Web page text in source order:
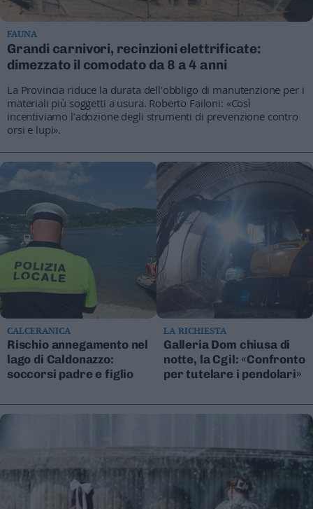
FAUNA
Grandi carnivori, recinzioni elettrificate:
dimezzato il comodato da 8 a 4 anni
La Provincia riduce la durata dell'obbligo di manutenzione per i
materiali più soggetti a usura. Roberto Failoni: «Così
incentiviamo l'adozione degli strumenti di prevenzione contro
orsi e lupi».
CALCERANICA
Rischio annegamento nel
lago di Caldonazzo:
soccorsi padre e figlio
LA RICHIESTA
Galleria Dom chiusa di
notte, la Cgil: «Confronto
per tutelare i pendolari»